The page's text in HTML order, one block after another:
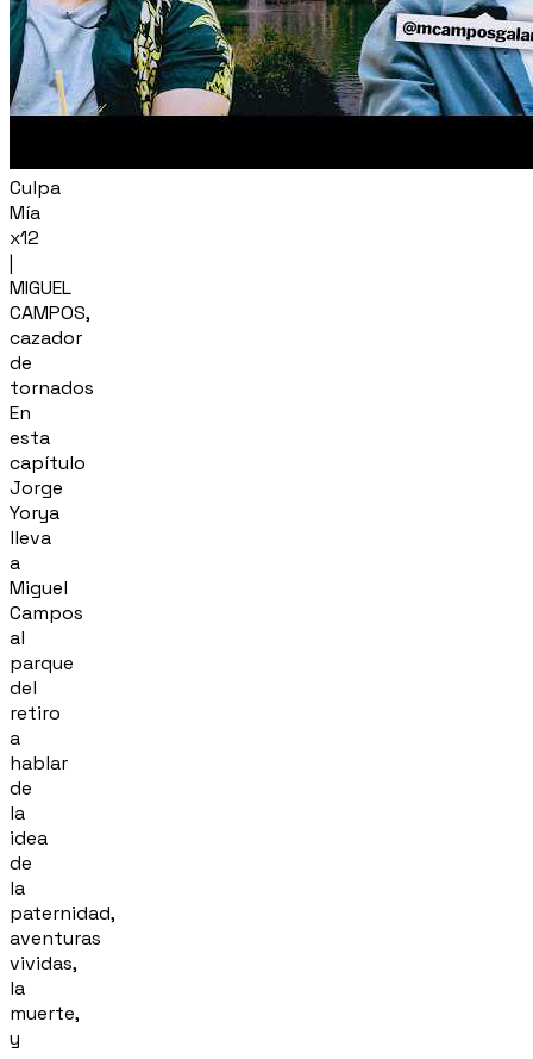
Culpa
Mía
x12
|
MIGUEL
CAMPOS,
cazador
de
tornados
En
esta
capítulo
Jorge
Yorya
lleva
a
Miguel
Campos
al
parque
del
retiro
a
hablar
de
la
idea
de
la
paternidad,
aventuras
vividas,
la
muerte,
y